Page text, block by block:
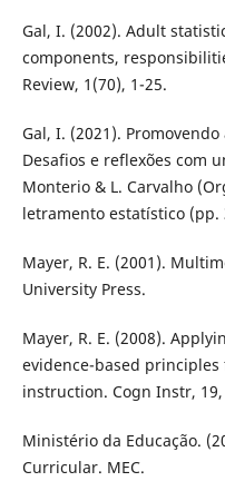
Gal, I. (2002). Adult
components,
Review, 1(70), 1-25.
Gal, I. (2021).
Desafios e reflexões com
Monterio & L. Carvalho
letramento estatístico (pp.
Mayer, R. E. (2001).
University Press.
Mayer, R. E. (2008).
evidence-based
instruction. Cogn Instr, 19,
Ministério da Educação.
Curricular. MEC.